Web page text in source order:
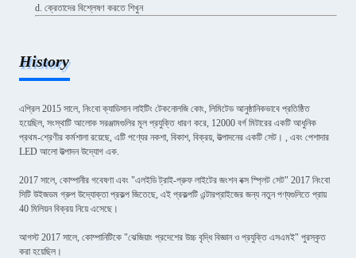
d. ক্রেতাদের বিশ্লেষণ করতে শিখুন
History
এপ্রিল 2015 সালে, নিংবো ক্যাডিসান লাইটিং টেকনোলজি কোং, লিমিটেড আনুষ্ঠানিকভাবে প্রতিষ্ঠিত
হয়েছিল, সংস্থাটি আলোক সরঞ্জামগুলির মূল প্রযুক্তি ধারণ করে, 12000 বর্গ মিটারের একটি আধুনিক
প্রথম-শ্রেণীর কর্মশালা রয়েছে, এটি পণ্যের নকশা, বিকাশ, বিক্রয়, উত্পাদনের একটি সেট। , এবং পেশাদার
LED আলো উত্পাদন উদ্যোগ এক.
2017 সালে, কোম্পানীর গবেষণা এবং "এলইডি ট্রাই-প্রুফ লাইটের জংশন বক্স স্প্লিট সেট" 2017 নিংবো
সিটি উইজডম গ্রুপ উদ্যোক্তা প্রকল্প জিতেছে, এই প্রকল্পটি এন্টারপ্রাইজের জন্য নতুন পণ্যগুলিতে প্রায়
40 মিলিয়ন বিক্রয় নিয়ে এসেছে।
আগস্ট 2017 সালে, কোম্পানিটিকে "ঝেজিয়াং প্রদেশের উচ্চ বৃদ্ধি বিজ্ঞান ও প্রযুক্তি এসএমই" পুরস্কৃত
করা হয়েছিল।